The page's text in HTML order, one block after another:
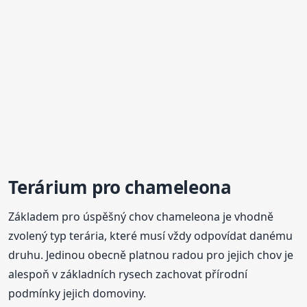
Terárium pro chameleona
Základem pro úspěšný chov chameleona je vhodně
zvolený typ terária, které musí vždy odpovídat danému
druhu. Jedinou obecně platnou radou pro jejich chov je
alespoň v základních rysech zachovat přírodní
podmínky jejich domoviny.